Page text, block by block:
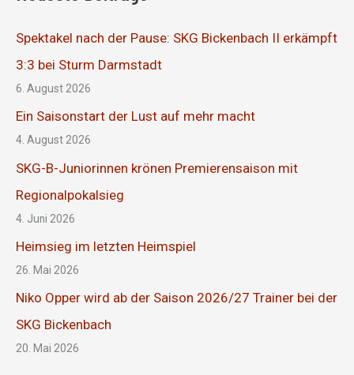
Spektakel nach der Pause: SKG Bickenbach II erkämpft
3:3 bei Sturm Darmstadt
6. August 2026
Ein Saisonstart der Lust auf mehr macht
4. August 2026
SKG-B-Juniorinnen krönen Premierensaison mit
Regionalpokalsieg
4. Juni 2026
Heimsieg im letzten Heimspiel
26. Mai 2026
Niko Opper wird ab der Saison 2026/27 Trainer bei der
SKG Bickenbach
20. Mai 2026